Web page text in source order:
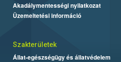
Akadálymentességi nyilatkozat
Üzemeltetési információ
Szakterületek
Állat-egészségügy és állatvédelem